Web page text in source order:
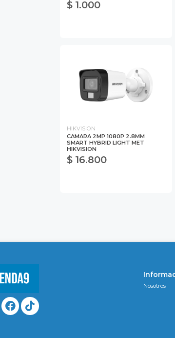
$ 1.000
HIKVISION
CAMARA 2MP 1080P 2.8MM
SMART HYBRID LIGHT MET
HIKVISION
$ 16.800
Nosotros